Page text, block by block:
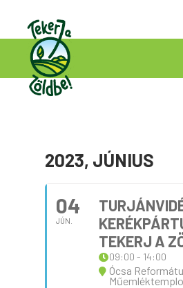
2023, JÚNIUS
04
JÚN.
TEKERJ A
09:00 - 14:00
Ócsa